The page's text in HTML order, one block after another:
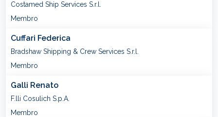
Costamed Ship Services S.r.l.
Membro
Cuffari Federica
Bradshaw Shipping & Crew Services S.r.l.
Membro
Galli Renato
F.lli Cosulich S.p.A.
Membro